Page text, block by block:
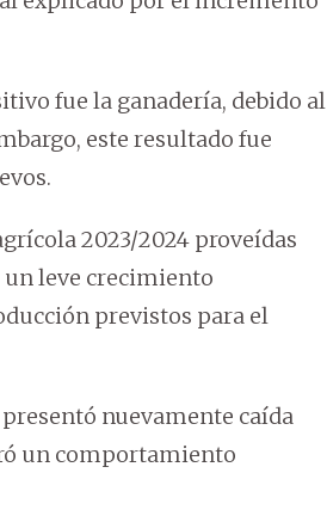
fue la ganadería, debido al
este resultado fue
2023/2024 proveídas
leve crecimiento
previstos para el
nuevamente caída
un comportamiento